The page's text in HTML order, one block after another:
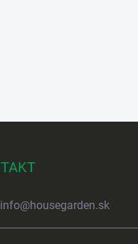
info@housegarden.sk